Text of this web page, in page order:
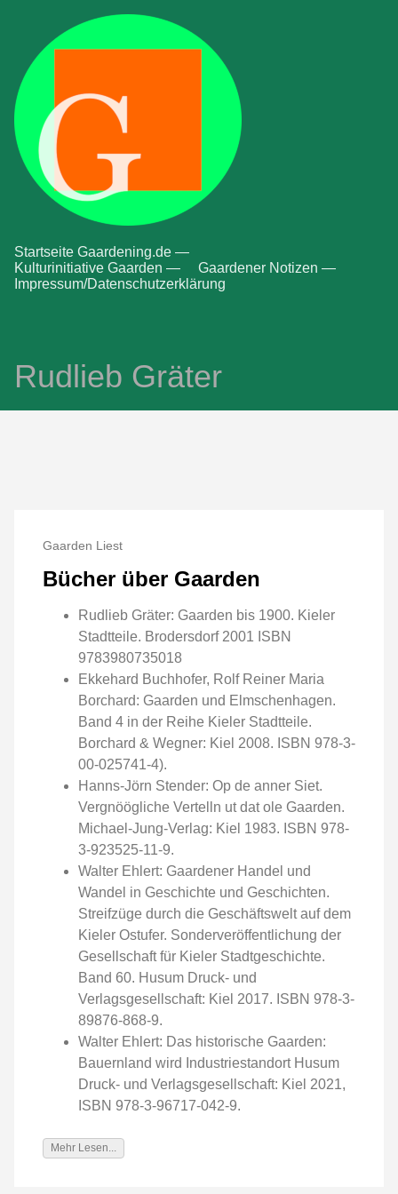
Startseite Gaardening.de —
Kulturinitiative Gaarden —
Gaardener Notizen —
Impressum/Datenschutzerklärung
Rudlieb Gräter
Gaarden Liest
Bücher über Gaarden
Rudlieb Gräter: Gaarden bis 1900. Kieler
Stadtteile. Brodersdorf 2001 ISBN
9783980735018
Ekkehard Buchhofer, Rolf Reiner Maria
Borchard: Gaarden und Elmschenhagen.
Band 4 in der Reihe Kieler Stadtteile.
Borchard & Wegner: Kiel 2008. ISBN 978-3-
00-025741-4).
Hanns-Jörn Stender: Op de anner Siet.
Vergnöögliche Vertelln ut dat ole Gaarden.
Michael-Jung-Verlag: Kiel 1983. ISBN 978-
3-923525-11-9.
Walter Ehlert: Gaardener Handel und
Wandel in Geschichte und Geschichten.
Streifzüge durch die Geschäftswelt auf dem
Kieler Ostufer. Sonderveröffentlichung der
Gesellschaft für Kieler Stadtgeschichte.
Band 60. Husum Druck- und
Verlagsgesellschaft: Kiel 2017. ISBN 978-3-
89876-868-9.
Walter Ehlert: Das historische Gaarden:
Bauernland wird Industriestandort Husum
Druck- und Verlagsgesellschaft: Kiel 2021,
ISBN 978-3-96717-042-9.
Mehr Lesen...